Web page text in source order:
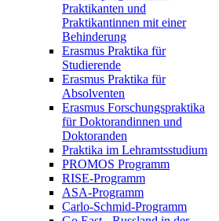
Praktikanten und
Praktikantinnen mit einer
Behinderung
Erasmus Praktika für
Studierende
Erasmus Praktika für
Absolventen
Erasmus Forschungspraktika
für Doktorandinnen und
Doktoranden
Praktika im Lehramtsstudium
PROMOS Programm
RISE-Programm
ASA-Programm
Carlo-Schmid-Programm